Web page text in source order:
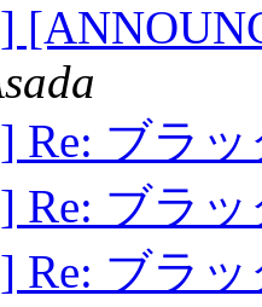
Re: ブラ
Re: ブラ
Re: ブラ